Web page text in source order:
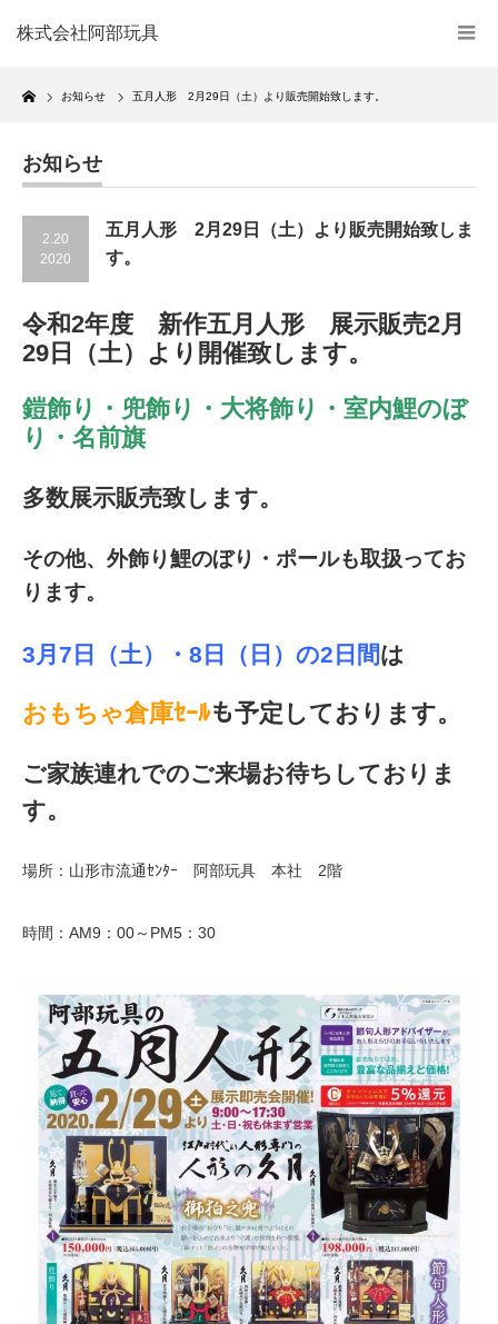
株式会社阿部玩具
Home
お知らせ 五月人形 2月29日（土）より販売開始致します。
お知らせ
2.20
2020
五月人形 2月29日（土）より販売開始致しま
す。
令和2年度 新作五月人形 展示販売2月
29日（土）より開催致します。
鎧飾り・兜飾り・大将飾り・室内鯉のぼ
り・名前旗
多数展示販売致します。
その他、外飾り鯉のぼり・ポールも取扱ってお
ります。
3月7日（土）・8日（日）の2日間は
おもちゃ倉庫ｾｰﾙも予定しております。
ご家族連れでのご来場お待ちしておりま
す。
場所：山形市流通ｾﾝﾀｰ 阿部玩具 本社 2階
時間：AM9：00～PM5：30